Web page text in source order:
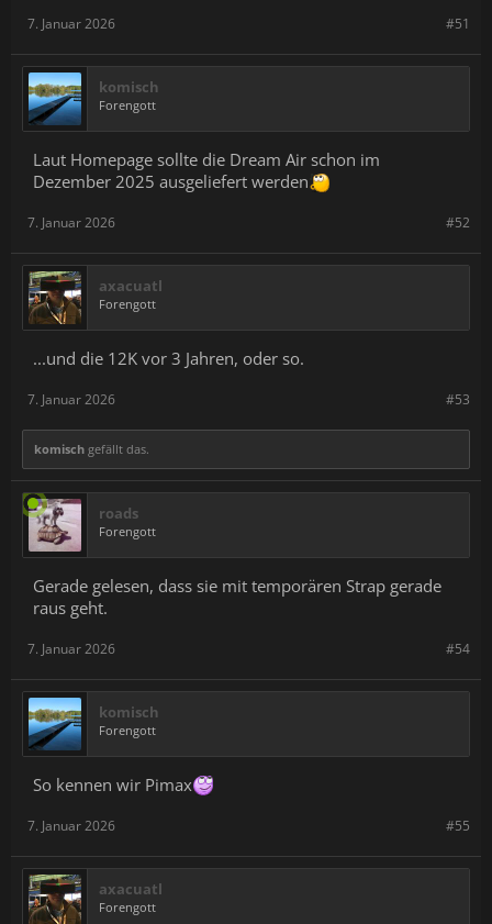
#51
7. Januar 2026
komisch
Forengott
Laut Homepage sollte die Dream Air schon im
Dezember 2025 ausgeliefert werden
#52
7. Januar 2026
axacuatl
Forengott
...und die 12K vor 3 Jahren, oder so.
#53
7. Januar 2026
komisch gefällt das.
roads
Forengott
Gerade gelesen, dass sie mit temporären Strap gerade
raus geht.
#54
7. Januar 2026
komisch
Forengott
So kennen wir Pimax
#55
7. Januar 2026
axacuatl
Forengott